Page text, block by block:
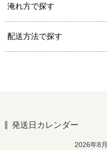
淹れ方で探す
配送方法で探す
発送日カレンダー
2026年8月